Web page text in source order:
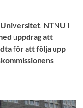
NTNU i
uppdrag att
för att följa upp